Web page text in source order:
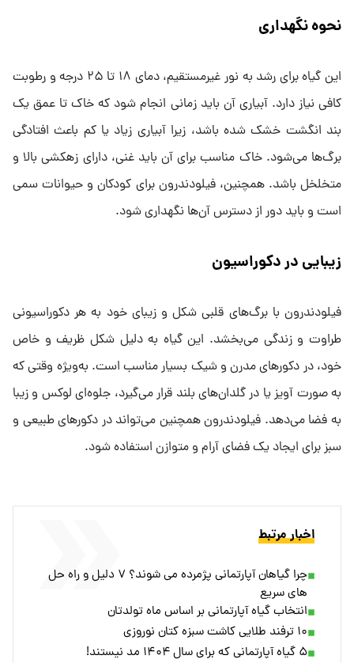
نحوه نگهداری
این گیاه برای رشد به نور غیرمستقیم، دمای ۱۸ تا ۲۵ درجه و رطوبت
کافی نیاز دارد. آبیاری آن باید زمانی انجام شود که خاک تا عمق یک
بند انگشت خشک شده باشد، زیرا آبیاری زیاد یا کم باعث افتادگی
برگ‌ها می‌شود. خاک مناسب برای آن باید غنی، دارای زهکشی بالا و
متخلخل باشد. همچنین، فیلودندرون برای کودکان و حیوانات سمی
است و باید دور از دسترس آن‌ها نگهداری شود.
زیبایی در دکوراسیون
فیلودندرون با برگ‌های قلبی شکل و زیبای خود به هر دکوراسیونی
طراوت و زندگی می‌بخشد. این گیاه به دلیل شکل ظریف و خاص
خود، در دکورهای مدرن و شیک بسیار مناسب است. به‌ویژه وقتی که
به صورت آویز یا در گلدان‌های بلند قرار می‌گیرد، جلوه‌ای لوکس و زیبا
به فضا می‌دهد. فیلودندرون همچنین می‌تواند در دکورهای طبیعی و
سبز برای ایجاد یک فضای آرام و متوازن استفاده شود.
اخبار مرتبط
چرا گیاهان آپارتمانی پژمرده می‌ شوند؟ ۷ دلیل و راه‌ حل‌
های سریع
انتخاب گیاه آپارتمانی بر اساس ماه تولدتان
۱۰ ترفند طلایی کاشت سبزه کتان نوروزی
۵ گیاه آپارتمانی که برای سال ۱۴۰۴ مد نیستند!